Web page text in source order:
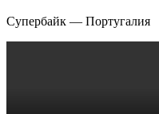
Супербайк — Португалия